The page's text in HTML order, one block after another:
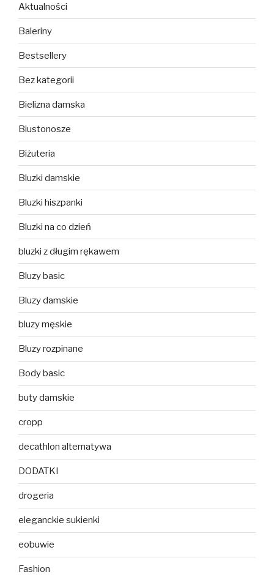
Aktualności
Baleriny
Bestsellery
Bez kategorii
Bielizna damska
Biustonosze
Biżuteria
Bluzki damskie
Bluzki hiszpanki
Bluzki na co dzień
bluzki z długim rękawem
Bluzy basic
Bluzy damskie
bluzy męskie
Bluzy rozpinane
Body basic
buty damskie
cropp
decathlon alternatywa
DODATKI
drogeria
eleganckie sukienki
eobuwie
Fashion